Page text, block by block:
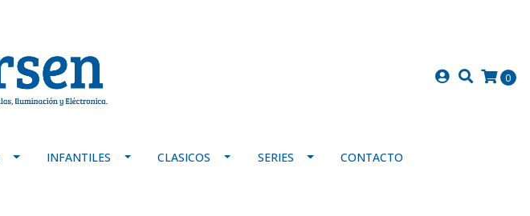
0
INFANTILES CLASICOS SERIES CONTACTO